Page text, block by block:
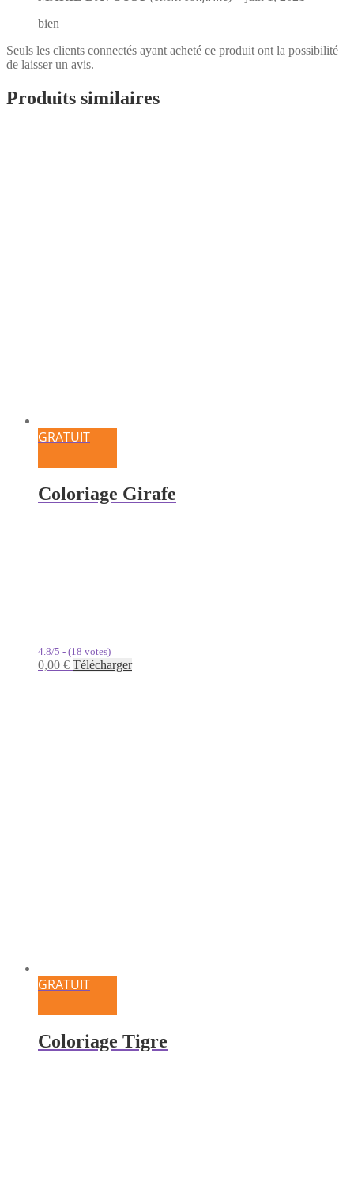
bien
Seuls les clients connectés ayant acheté ce produit ont la possibilité
de laisser un avis.
Produits similaires
GRATUIT
Coloriage Girafe
4.8/5 - (18 votes)
0,00 € Télécharger
GRATUIT
Coloriage Tigre